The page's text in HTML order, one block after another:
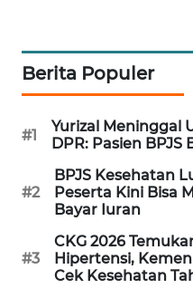
Berita Populer
#1
Yurizal Meninggal
DPR: Pasien BPJS
#2
BPJS Kesehatan
Peserta Kini Bisa
Bayar Iuran
#3
CKG 2026
Hipertensi,
Cek Kesehatan
Wahana
Network
KONSUMEN
LISTRIK
MASYARAKAT
KELISTRIKAN
WALINKI
ID